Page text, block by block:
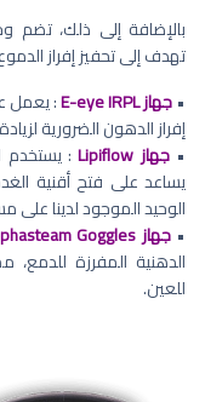
بالإضافة إلى ذلك، تضم
تهدف إلى تحفيز إفراز
•جهاز E-eye IRPL
: يعمل
إفراز الدهون الضرورية
•جهاز Lipiflow
: يستخدم
يساعد على فتح أقنية
الوحيد الموجود لدينا
•جهاز Blephasteam Goggles
الدهنية المفرزة للدمع،
للعين.